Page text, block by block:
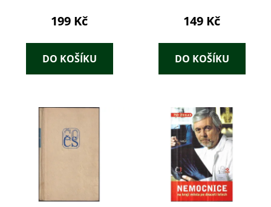
199 Kč
DO KOŠÍKU
149 Kč
DO KOŠÍKU